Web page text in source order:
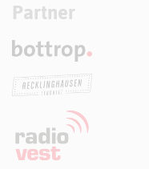
Partner